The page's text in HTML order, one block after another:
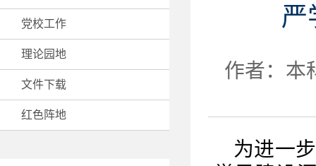
党校工作
理论园地
文件下载
红色阵地
严
作者：
为进一